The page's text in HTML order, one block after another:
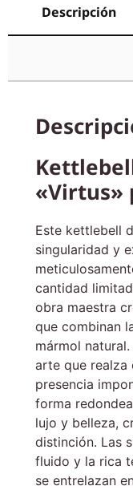
Descripción
«Virtus»
Este kettlebell
singularidad y
cantidad
obra maestra
que combinan
mármol
arte que realza
presencia
forma
lujo y belleza,
distinción. Las
fluido y la rica
se entrelazan